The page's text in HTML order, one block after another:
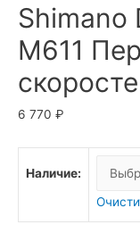
Shimano
M611
6 770 ₽
Наличие: